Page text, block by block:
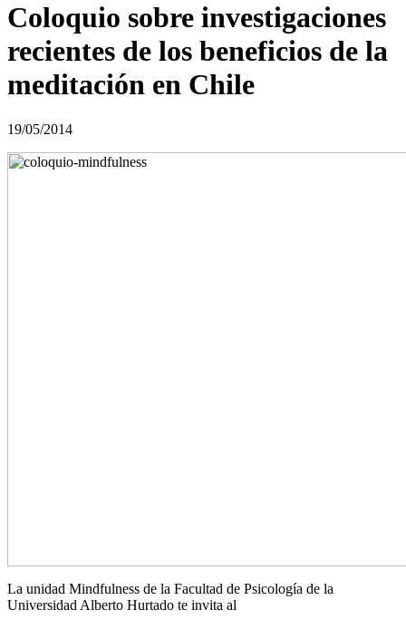
Coloquio sobre investigaciones
recientes de los beneficios de la
meditación en Chile
19/05/2014
La unidad Mindfulness de la Facultad de Psicología de la
Universidad Alberto Hurtado te invita al